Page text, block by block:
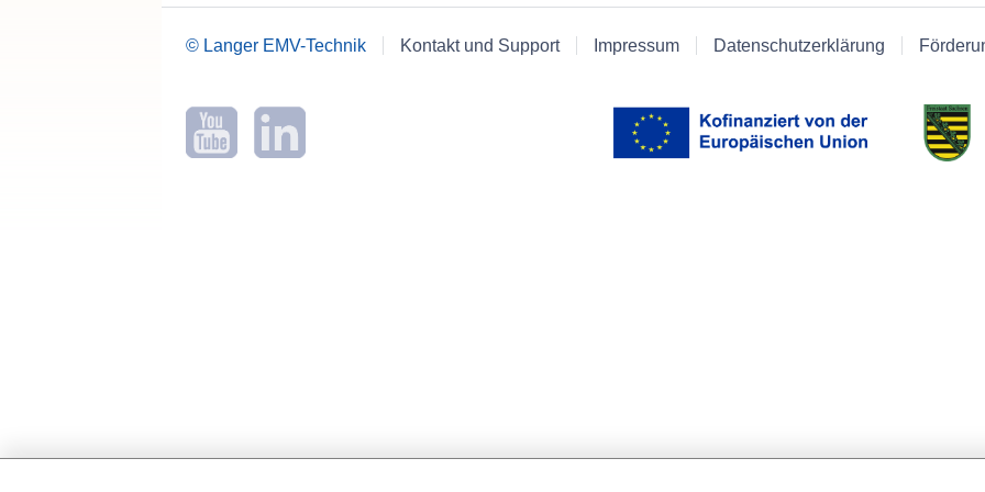
© Langer EMV-Technik Kontakt und Support Impressum Datenschutzerklärung